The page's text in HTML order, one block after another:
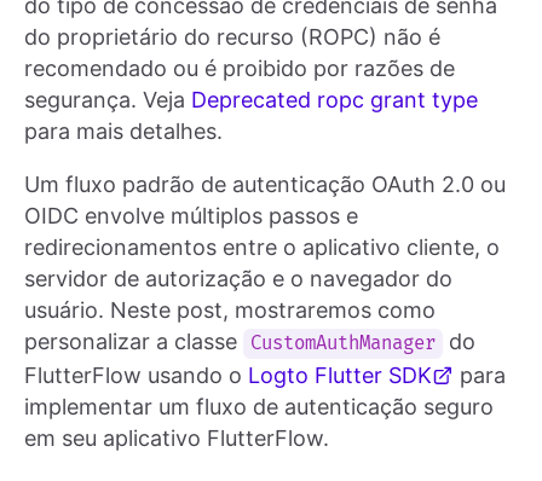
do tipo de concessão de credenciais de senha
do proprietário do recurso (ROPC) não é
recomendado ou é proibido por razões de
segurança. Veja Deprecated ropc grant type
para mais detalhes.
Um fluxo padrão de autenticação OAuth 2.0 ou
OIDC envolve múltiplos passos e
redirecionamentos entre o aplicativo cliente, o
servidor de autorização e o navegador do
usuário. Neste post, mostraremos como
personalizar a classe
CustomAuthManager
do
FlutterFlow usando o Logto Flutter SDK
para
implementar um fluxo de autenticação seguro
em seu aplicativo FlutterFlow.